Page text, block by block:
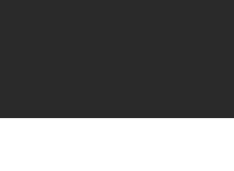
Personnalisez vos